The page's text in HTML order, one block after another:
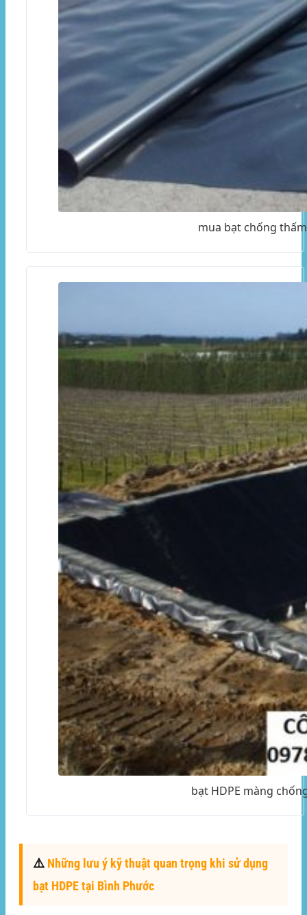
mua bạt chống
bạt HDPE màng
⚠️ Những lưu ý kỹ thuật quan trọng khi sử dụng
bạt HDPE tại Bình Phước